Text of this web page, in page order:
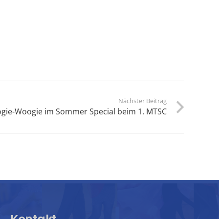
Nächster Beitrag
Woogie im Sommer Special beim 1. MTSC